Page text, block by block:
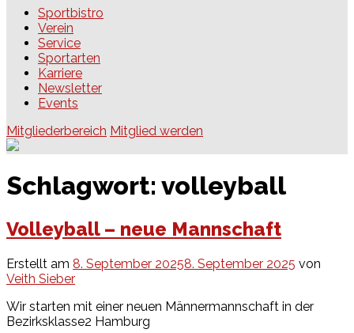
Sportbistro
Verein
Service
Sportarten
Karriere
Newsletter
Events
Mitgliederbereich Mitglied werden
Schlagwort: volleyball
Volleyball – neue Mannschaft
Erstellt am 8. September 20258. September 2025 von
Veith Sieber
Wir starten mit einer neuen Männermannschaft in der
Bezirksklasse2 Hamburg